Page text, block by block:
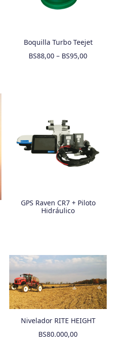
Boquilla Turbo Teejet
BS88,00 – BS95,00
GPS Raven CR7 + Piloto
Hidráulico
Nivelador RITE HEIGHT
BS80.000,00